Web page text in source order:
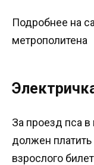
Подробнее на
метрополитена
За проезд пса
должен
взрослого